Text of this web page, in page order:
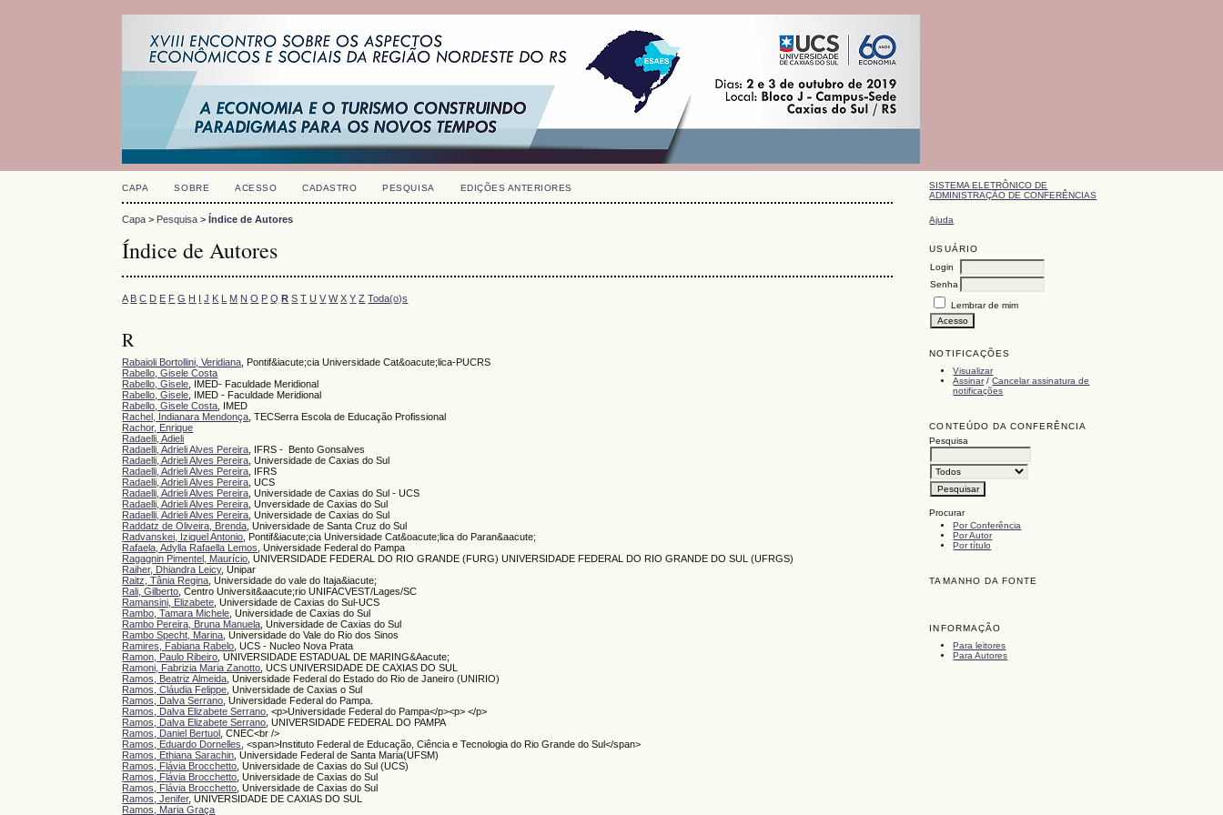
SISTEMA ELETRÔNICO DE
ADMINISTRAÇÃO DE CONFERÊNCIAS
Ajuda
USUÁRIO
Login
Senha
Lembrar de mim
NOTIFICAÇÕES
Visualizar
Assinar/Cancelar assinatura de
notificações
CONTEÚDO DA CONFERÊNCIA
Pesquisa
Procurar
Por Conferência
Por Autor
Por título
TAMANHO DA FONTE
INFORMAÇÃO
Para leitores
Para Autores
CAPA SOBRE ACESSO CADASTRO PESQUISA EDIÇÕES ANTERIORES
Capa > Pesquisa >Índice de Autores
Índice de Autores
A B C D E F G H I J K L M N O P Q R S T U V W X Y Z Toda(o)s
R
Rabaioli Bortollini, Veridiana , Pontif&iacute;cia Universidade Cat&oacute;lica-PUCRS
Rabello, Gisele Costa
Rabello, Gisele , IMED- Faculdade Meridional
Rabello, Gisele , IMED - Faculdade Meridional
Rabello, Gisele Costa , IMED
Rachel, Indianara Mendonça , TECSerra Escola de Educação Profissional
Rachor, Enrique
Radaelli, Adieli
Radaelli, Adrieli Alves Pereira , IFRS - Bento Gonsalves
Radaelli, Adrieli Alves Pereira , Universidade de Caxias do Sul
Radaelli, Adrieli Alves Pereira , IFRS
Radaelli, Adrieli Alves Pereira , UCS
Radaelli, Adrieli Alves Pereira , Universidade de Caxias do Sul - UCS
Radaelli, Adrieli Alves Pereira , Unversidade de Caxias do Sul
Radaelli, Adrieli Alves Pereira , Universidade de Caxias do Sul
Raddatz de Oliveira, Brenda , Universidade de Santa Cruz do Sul
Radvanskei, Iziquel Antonio , Pontif&iacute;cia Universidade Cat&oacute;lica do Paran&aacute;
Rafaela, Adylla Rafaella Lemos , Universidade Federal do Pampa
Ragagnin Pimentel, Maurício , UNIVERSIDADE FEDERAL DO RIO GRANDE (FURG) UNIVERSIDADE FEDERAL DO RIO GRANDE DO SUL (UFRGS)
Raiher, Dhiandra Leicy, Unipar
Raitz, Tânia Regina , Universidade do vale do Itaja&iacute;
Rali, Gilberto , Centro Universit&aacute;rio UNIFACVEST/Lages/SC
Ramansini, Elizabete , Universidade de Caxias do Sul-UCS
Rambo, Tamara Michele , Universidade de Caxias do Sul
Rambo Pereira, Bruna Manuela , Universidade de Caxias do Sul
Rambo Specht, Marina , Universidade do Vale do Rio dos Sinos
Ramires, Fabiana Rabelo , UCS - Nucleo Nova Prata
Ramon, Paulo Ribeiro , UNIVERSIDADE ESTADUAL DE MARING&Aacute;
Ramoni, Fabrizia Maria Zanotto , UCS UNIVERSIDADE DE CAXIAS DO SUL
Ramos, Beatriz Almeida , Universidade Federal do Estado do Rio de Janeiro (UNIRIO)
Ramos, Cláudia Felippe , Universidade de Caxias o Sul
Ramos, Dalva Serrano , Universidade Federal do Pampa.
Ramos, Dalva Elizabete Serrano , <p>Universidade Federal do Pampa</p><p> </p>
Ramos, Dalva Elizabete Serrano , UNIVERSIDADE FEDERAL DO PAMPA
Ramos, Daniel Bertuol
, CNEC<br />
Ramos, Eduardo Dornelles , <span>Instituto Federal de Educação, Ciência e Tecnologia do Rio Grande do Sul</span>
Ramos, Ethiana Sarachin , Universidade Federal de Santa Maria(UFSM)
Ramos, Flávia Brocchetto , Universidade de Caxias do Sul (UCS)
Ramos, Flávia Brocchetto , Universidade de Caxias do Sul
Ramos, Flávia Brocchetto , Universidade de Caxias do Sul
Ramos, Jenifer, UNIVERSIDADE DE CAXIAS DO SUL
Ramos, Maria Graça